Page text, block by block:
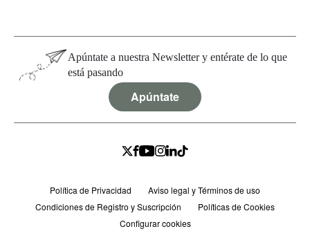
Apúntate a nuestra Newsletter y entérate de lo que
está pasando
Apúntate
Política de Privacidad
Aviso legal y Términos de uso
Condiciones de Registro y Suscripción
Políticas de Cookies
Configurar cookies